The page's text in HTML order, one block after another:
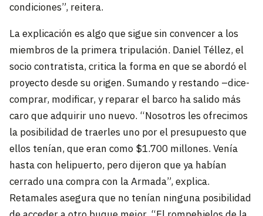
condiciones”, reitera.
La explicación es algo que sigue sin convencer a los
miembros de la primera tripulación. Daniel Téllez, el
socio contratista, critica la forma en que se abordó el
proyecto desde su origen. Sumando y restando –dice-
comprar, modificar, y reparar el barco ha salido más
caro que adquirir uno nuevo. “Nosotros les ofrecimos
la posibilidad de traerles uno por el presupuesto que
ellos tenían, que eran como $1.700 millones. Venía
hasta con helipuerto, pero dijeron que ya habían
cerrado una compra con la Armada”, explica.
Retamales asegura que no tenían ninguna posibilidad